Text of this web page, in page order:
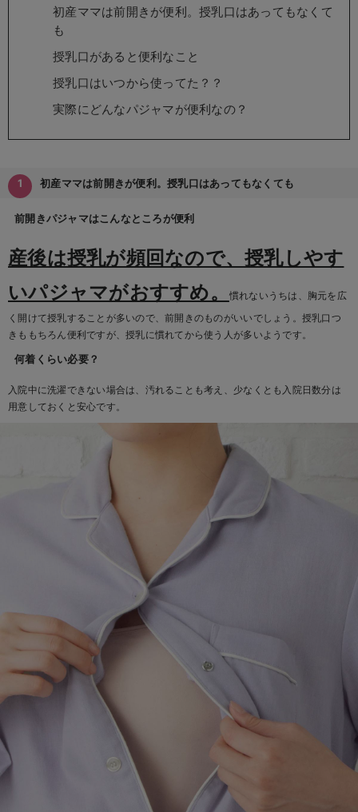
erbaviva（エルバビーバ）
安心の日本製。先輩ママが買ってよかった！本当に必要な出産準備品
親子コーデ｜ママとベビーにおすすめ！
Gift Selection 出産祝い
ロンパースはいつからいつまで使う？選ぶポイントも解説！
保育園・入園準備特集
ファルスカ
デロンギ
入院準備の持ち物チェック
初産ママは前開きが便利。授乳口はあってもなくて
も
授乳口があると便利なこと
授乳口はいつから使ってた？？
実際にどんなパジャマが便利なの？
初産ママは前開きが便利。授乳口はあってもなくても
前開きパジャマはこんなところが便利
産後は授乳が頻回なので、授乳しやす
いパジャマがおすすめ。
慣れないうちは、胸元を広
く開けて授乳することが多いので、前開きのものがいいでしょう。授乳口つ
きももちろん便利ですが、授乳に慣れてから使う人が多いようです。
何着くらい必要？
入院中に洗濯できない場合は、汚れることも考え、少なくとも入院日数分は
用意しておくと安心です。